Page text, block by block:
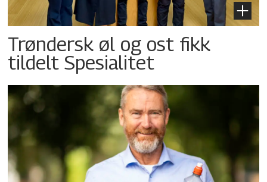
Trøndersk øl og ost fikk
tildelt Spesialitet